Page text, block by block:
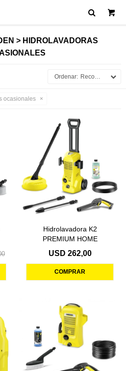
> HIDROLAVADORAS
Recomendados
ocasionales
Hidrolavadora K2
PREMIUM HOME
USD 262,00